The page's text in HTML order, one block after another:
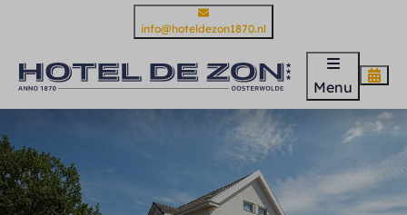
info@hoteldezon1870.nl
Menu